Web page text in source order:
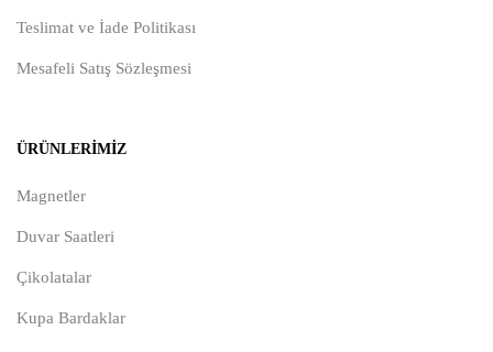
Teslimat ve İade Politikası
Mesafeli Satış Sözleşmesi
ÜRÜNLERIMIZ
Magnetler
Duvar Saatleri
Çikolatalar
Kupa Bardaklar